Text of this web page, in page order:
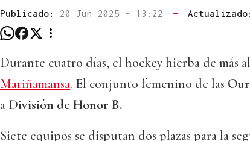
Publicado: 20 Jun 2025 - 13:22 —
Durante cuatro días, el hockey hierba de más
Mariñamansa. El conjunto femenino de las
a División de Honor B.
Siete equipos se disputan dos plazas para la